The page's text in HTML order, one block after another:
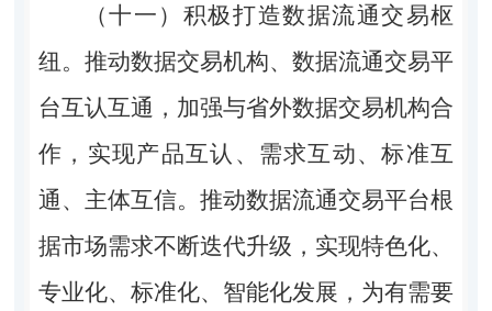
（十一）积极打造数据流通交易枢
纽。 推动数据交易机构、数据流通交易平
台互认互通，加强与省外数据交易机构合
作，实现产品互认、需求互动、标准互
通、主体互信。推动数据流通交易平台根
据市场需求不断迭代升级，实现特色化、
专业化、标准化、智能化发展，为有需要